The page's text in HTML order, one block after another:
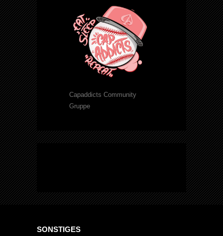
Capaddicts Community
Gruppe
SONSTIGES